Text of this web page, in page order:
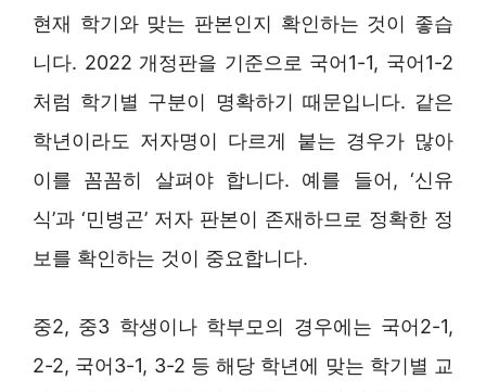
현재 학기와 맞는 판본인지 확인하는 것이 좋습
니다. 2022 개정판을 기준으로 국어1-1, 국어1-2
처럼 학기별 구분이 명확하기 때문입니다. 같은
학년이라도 저자명이 다르게 붙는 경우가 많아
이를 꼼꼼히 살펴야 합니다. 예를 들어, ‘신유
식’과 ‘민병곤’ 저자 판본이 존재하므로 정확한 정
보를 확인하는 것이 중요합니다.
중2, 중3 학생이나 학부모의 경우에는 국어2-1,
2-2, 국어3-1, 3-2 등 해당 학년에 맞는 학기별 교